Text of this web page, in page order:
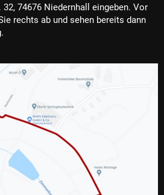
74676 Niedernhall eingeben. Vor
rechts ab und sehen bereits dann